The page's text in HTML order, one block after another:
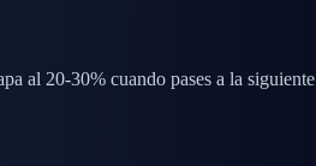
al 20-30% cuando pases a la siguiente